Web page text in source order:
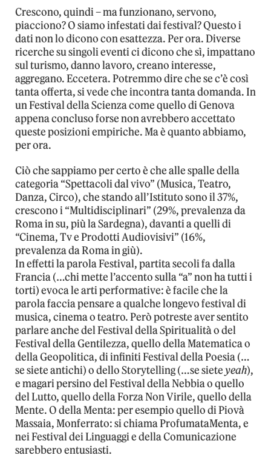
Crescono, quindi – ma funzionano, servono,
piacciono? O siamo infestati dai festival? Questo i
dati non lo dicono con esattezza. Per ora. Diverse
ricerche su singoli eventi ci dicono che sì, impattano
sul turismo, danno lavoro, creano interesse,
aggregano. Eccetera. Potremmo dire che se c’è così
tanta offerta, si vede che incontra tanta domanda. In
un Festival della Scienza come quello di Genova
appena concluso forse non avrebbero accettato
queste posizioni empiriche. Ma è quanto abbiamo,
per ora.
Ciò che sappiamo per certo è che alle spalle della
categoria “Spettacoli dal vivo” (Musica, Teatro,
Danza, Circo), che stando all’Istituto sono il 37%,
crescono i “Multidisciplinari” (29%, prevalenza da
Roma in su, più la Sardegna), davanti a quelli di
“Cinema, Tv e Prodotti Audiovisivi” (16%,
prevalenza da Roma in giù).
In effetti la parola Festival, partita secoli fa dalla
Francia (…chi mette l’accento sulla “a” non ha tutti i
torti) evoca le arti performative: è facile che la
parola faccia pensare a qualche longevo festival di
musica, cinema o teatro. Però potreste aver sentito
parlare anche del Festival della Spiritualità o del
Festival della Gentilezza, quello della Matematica o
della Geopolitica, di infiniti Festival della Poesia (…
se siete antichi) o dello Storytelling (…se sieteyeah),
e magari persino del Festival della Nebbia o quello
del Lutto, quello della Forza Non Virile, quello della
Mente. O della Menta: per esempio quello di Piovà
Massaia, Monferrato: si chiama ProfumataMenta, e
nei Festival dei Linguaggi e della Comunicazione
sarebbero entusiasti.